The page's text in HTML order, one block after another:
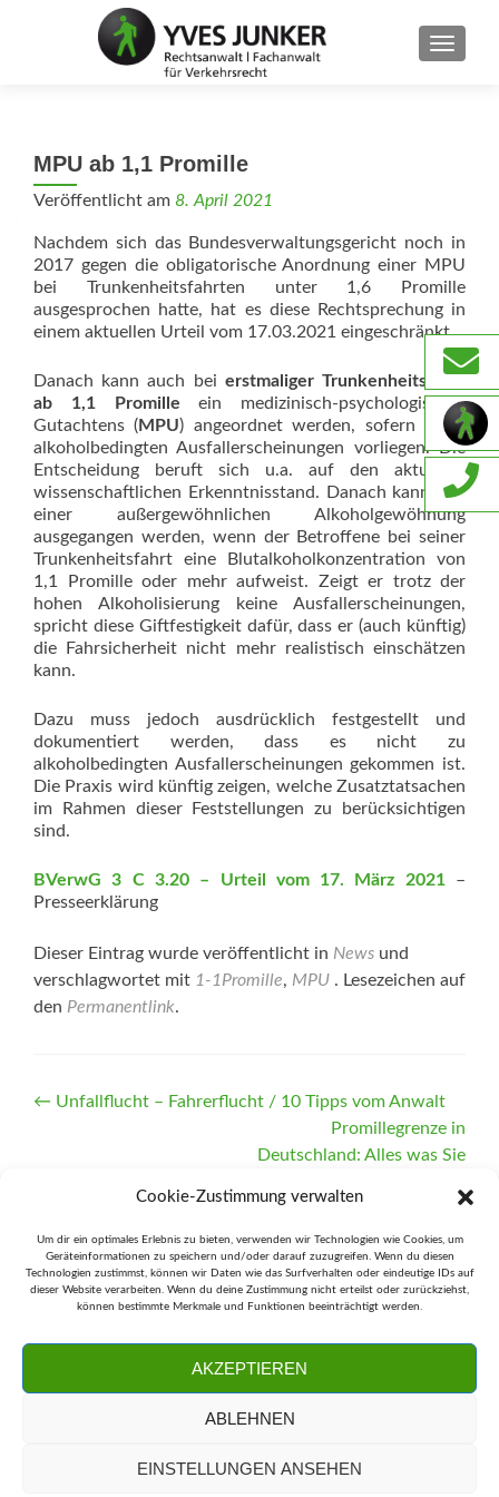
Cookie-Zustimmung verwalten
Um dir ein optimales Erlebnis zu bieten, verwenden wir Technologien wie Cookies, um
Geräteinformationen zu speichern und/oder darauf zuzugreifen. Wenn du diesen
Technologien zustimmst, können wir Daten wie das Surfverhalten oder eindeutige IDs auf
dieser Website verarbeiten. Wenn du deine Zustimmung nicht erteilst oder zurückziehst,
können bestimmte Merkmale und Funktionen beeinträchtigt werden.
AKZEPTIEREN
ABLEHNEN
EINSTELLUNGEN ANSEHEN
MPU ab 1,1 Promille
Veröffentlicht am 8. April 2021
Nachdem sich das Bundesverwaltungsgericht noch in
2017 gegen die obligatorische Anordnung einer MPU
bei Trunkenheitsfahrten unter 1,6 Promille
ausgesprochen hatte, hat es diese Rechtsprechung in
einem aktuellen Urteil vom 17.03.2021 eingeschränkt.
Danach kann auch bei erstmaliger Trunkenheitsfahrt
ab 1,1 Promille ein medizinisch-psychologisches
Gutachtens (MPU) angeordnet werden, sofern keine
alkoholbedingten Ausfallerscheinungen vorliegen. Die
Entscheidung beruft sich u.a. auf den aktuellen
wissenschaftlichen Erkenntnisstand. Danach kann von
einer außergewöhnlichen Alkoholgewöhnung
ausgegangen werden, wenn der Betroffene bei seiner
Trunkenheitsfahrt eine Blutalkoholkonzentration von
1,1 Promille oder mehr aufweist. Zeigt er trotz der
hohen Alkoholisierung keine Ausfallerscheinungen,
spricht diese Giftfestigkeit dafür, dass er (auch künftig)
die Fahrsicherheit nicht mehr realistisch einschätzen
kann.
Dazu muss jedoch ausdrücklich festgestellt und
dokumentiert werden, dass es nicht zu
alkoholbedingten Ausfallerscheinungen gekommen ist.
Die Praxis wird künftig zeigen, welche Zusatztatsachen
im Rahmen dieser Feststellungen zu berücksichtigen
sind.
BVerwG 3 C 3.20 – Urteil vom 17. März 2021
–
Presseerklärung
Dieser Eintrag wurde veröffentlicht in News und
verschlagwortet mit 1-1Promille, MPU . Lesezeichen auf
den Permanentlink.
Artikel-
← Unfallflucht – Fahrerflucht / 10 Tipps vom Anwalt
Promillegrenze in
Deutschland: Alles was Sie
Clemensstr. 5-7, 50676 Köln
Impressum
Links
Wir verwenden Cookies auf unserer Webseite, um Ihren
Benutzerfreundlichkeit bieten zu können.